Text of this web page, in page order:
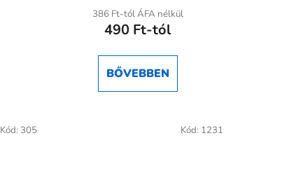
átlagos
értékelése
ből
386 Ft-tól ÁFA nélkül
490 Ft-tól
BŐVEBBEN
Kód: 305 Kód: 1231